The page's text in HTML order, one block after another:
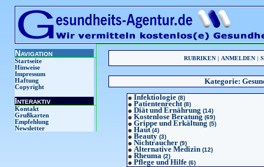
Navigation
Startseite
Hinweise
Impressum
Haftung
Copyright
Interaktiv
Kontakt
Grußkarten
Empfehlung
Newsletter
RUBRIKEN | ANMELDEN |
Kategorie:
Infektiologie (8)
Patientenrecht (8)
Diät und Ernährung (14)
Kostenlose Beratung (69)
Grippe und Erkältung (5)
Haut (4)
Beauty (3)
Nichtraucher (9)
Alternative Medizin (12)
Rheuma (2)
Pflege und Hilfe (6)